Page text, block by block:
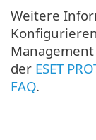
Weitere
Management
der ESET
FAQ.